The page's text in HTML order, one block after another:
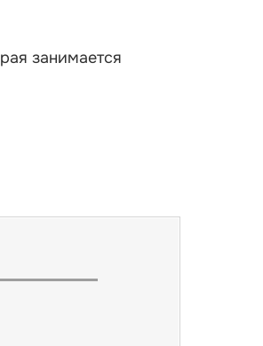
занимается